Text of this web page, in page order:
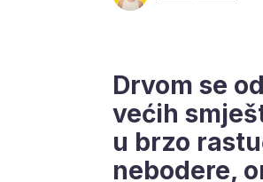
Drvom se
većih
u brzo
nebodere,